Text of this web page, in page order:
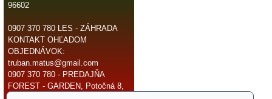
96602
0907 370 780 LES - ZÁHRADA
KONTAKT OHĽADOM
OBJEDNÁVOK:
truban.matus@gmail.com
0907 370 780 - PREDAJŇA
FOREST - GARDEN, Potočná 8,